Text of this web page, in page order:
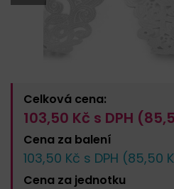
Celková cena:
103,50 Kč s DPH (
Cena za balení
103,50 Kč s DPH (85,50
Cena za jednotku